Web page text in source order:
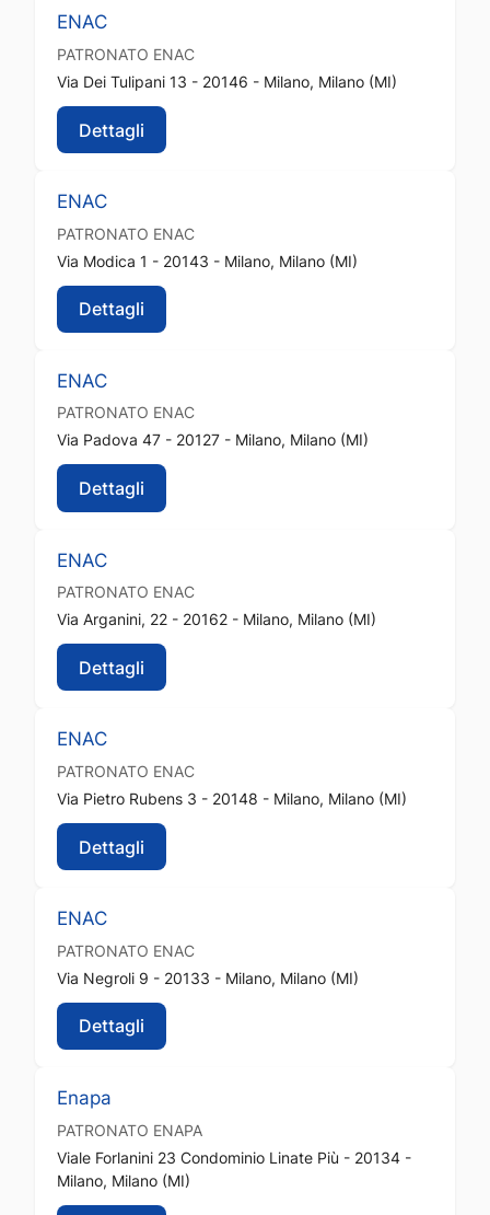
ENAC
PATRONATO ENAC
Via Dei Tulipani 13 - 20146 - Milano, Milano (MI)
Dettagli
ENAC
PATRONATO ENAC
Via Modica 1 - 20143 - Milano, Milano (MI)
Dettagli
ENAC
PATRONATO ENAC
Via Padova 47 - 20127 - Milano, Milano (MI)
Dettagli
ENAC
PATRONATO ENAC
Via Arganini, 22 - 20162 - Milano, Milano (MI)
Dettagli
ENAC
PATRONATO ENAC
Via Pietro Rubens 3 - 20148 - Milano, Milano (MI)
Dettagli
ENAC
PATRONATO ENAC
Via Negroli 9 - 20133 - Milano, Milano (MI)
Dettagli
Enapa
PATRONATO ENAPA
Viale Forlanini 23 Condominio Linate Più - 20134 -
Milano, Milano (MI)